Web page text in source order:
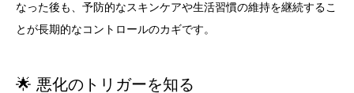
なった後も、予防的なスキンケアや生活習慣の維持を継続するこ
とが長期的なコントロールのカギです。
🌟 悪化のトリガーを知る